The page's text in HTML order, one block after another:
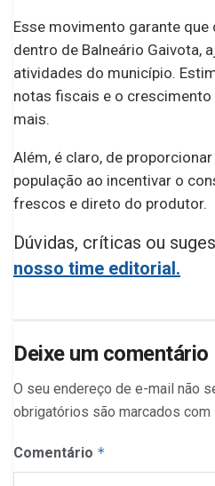
Esse movimento garante
dentro de Balneário Gaivota,
atividades do município.
notas fiscais e o
mais.
Além, é claro, de
população ao incentivar o
frescos e direto do produtor.
Dúvidas, críticas ou
nosso time editorial.
Deixe um comentário
O seu endereço de e-mail não
obrigatórios são marcados com
Comentário *